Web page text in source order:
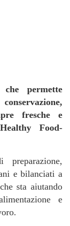
permette
fresche e
Food-
e bilanciati a
sta aiutando
e